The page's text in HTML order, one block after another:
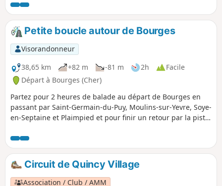
Petite boucle autour de Bourges
Visorandonneur
38,65 km
+82 m -81 m 2h
Facile
Départ à Bourges (Cher)
Partez pour 2 heures de balade au départ de Bourges en
passant par Saint-Germain-du-Puy, Moulins-sur-Yevre, Soye-
en-Septaine et Plaimpied et pour finir un retour par la piste
Circuit de Quincy Village
Association / Club / AMM